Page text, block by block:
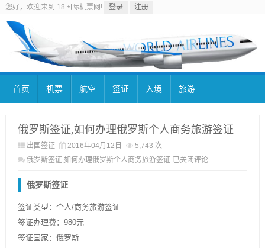
您好，欢迎来到 18国际机票网! 登录 注册
首页 机票 航空 签证 入境 旅游
俄罗斯签证,如何办理俄罗斯个人商务旅游签证
出国签证 2016年04月12日
5,743 次
俄罗斯签证,如何办理俄罗斯个人商务旅游签证 已关闭评论
俄罗斯签证
签证类型：个人/商务旅游签证
签证办理费：980元
签证国家：俄罗斯